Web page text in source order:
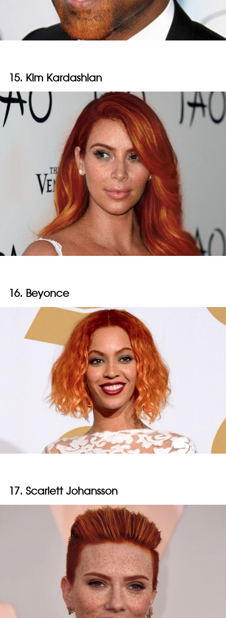
15. Kim Kardashian
16. Beyonce
17. Scarlett Johansson